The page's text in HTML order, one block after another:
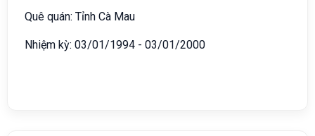
Quê quán: Tỉnh Cà Mau
Nhiệm kỳ: 03/01/1994 - 03/01/2000